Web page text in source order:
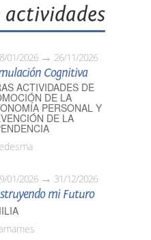
actividades
01/2026 26/11/2026
Cognitiva
ACTIVIDADES DE
DE LA
PERSONAL Y
DE LA
01/2026 31/12/2026
mi Futuro